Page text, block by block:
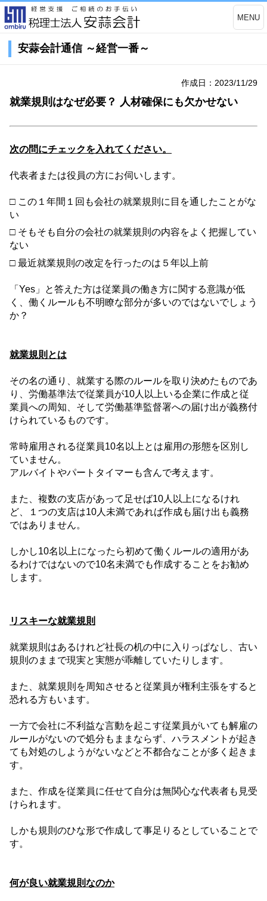
MENU
安蒜会計通信 ～経営一番～
作成日：2023/11/29
就業規則はなぜ必要？ 人材確保にも欠かせない
次の問にチェックを入れてください。
代表者または役員の方にお伺いします。
□ この１年間１回も会社の就業規則に目を通したことがな
い
□ そもそも自分の会社の就業規則の内容をよく把握してい
ない
□ 最近就業規則の改定を行ったのは５年以上前
「 Yes 」と答えた方は従業員の働き方に関する意識が低
く、働くルールも不明瞭な部分が多いのではないでしょう
か？
就業規則とは
その名の通り、就業する際のルールを取り決めたものであ
り、労働基準法で従業員が10人以上いる企業に作成と従
業員への周知、そして労働基準監督署への届け出が義務付
けられているものです。
常時雇用される従業員10名以上とは雇用の形態を区別し
ていません。
アルバイトやパートタイマーも含んで考えます。
また、複数の支店があって足せば10人以上になるけれ
ど、１つの支店は10人未満であれば作成も届け出も義務
ではありません。
しかし10名以上になったら初めて働くルールの適用があ
るわけではないので10名未満でも作成することをお勧め
します。
リスキーな就業規則
就業規則はあるけれど社長の机の中に入りっぱなし、古い
規則のままで現実と実態が乖離していたりします。
また、就業規則を周知させると従業員が権利主張をすると
恐れる方もいます。
一方で会社に不利益な言動を起こす従業員がいても解雇の
ルールがないので処分もままならず、ハラスメントが起き
ても対処のしようがないなどと不都合なことが多く起きま
す。
また、作成を従業員に任せて自分は無関心な代表者も見受
けられます。
しかも規則のひな形で作成して事足りるとしていることで
す。
何が良い就業規則なのか